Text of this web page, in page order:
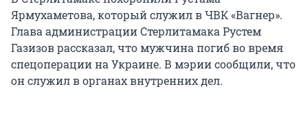
Ярмухаметова, который служил в ЧВК «Вагнер».
Глава администрации Стерлитамака Рустем
Газизов рассказал, что мужчина погиб во время
спецоперации на Украине. В мэрии сообщили, что
он служил в органах внутренних дел.